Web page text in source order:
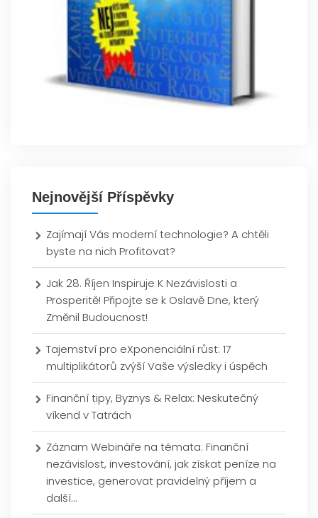
Nejnovější Příspěvky
Zajímají Vás moderní technologie? A chtěli
byste na nich Profitovat?
Jak 28. Říjen Inspiruje K Nezávislosti a
Prosperitě! Připojte se k Oslavě Dne, který
Změnil Budoucnost!
Tajemství pro eXponenciální růst: 17
multiplikátorů zvýší Vaše výsledky i úspěch
Finanční tipy, Byznys & Relax: Neskutečný
víkend v Tatrách
Záznam Webináře na témata: Finanční
nezávislost, investování, jak získat peníze na
investice, generovat pravidelný příjem a
další…